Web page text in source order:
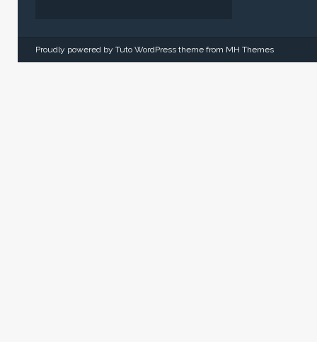
Proudly powered by Tuto WordPress theme from MH Themes